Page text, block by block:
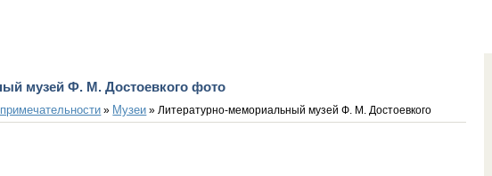
музей Ф. М. Достоевкого фото
» Музеи » Литературно-мемориальный музей Ф. М. Достоевкого